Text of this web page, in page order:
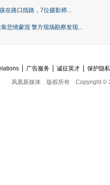
在路口指路，7位摄影师...
悲情蒙混 警方现场勘察发现...
广告服务 诚征英才
保护隐
凤凰新媒体
版权所有 Copyright ©